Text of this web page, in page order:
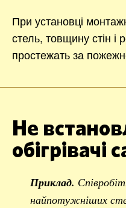
При установці
стель, товщину стін і
простежать за
Не
обігрівачі
Приклад.
найпотужніших